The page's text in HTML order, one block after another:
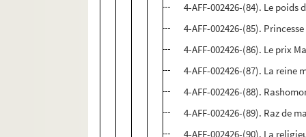
4-AFF-002426-(84). Le poids
4-AFF-002426-(85).
4-AFF-002426-(86). Le prix
4-AFF-002426-(87). La reine
4-AFF-002426-(88).
4-AFF-002426-(89). Raz de
4-AFF-002426-(90). La